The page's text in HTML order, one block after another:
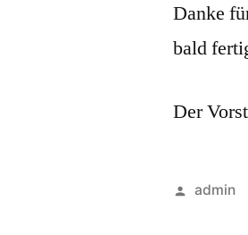
Danke
bald
Der
admin